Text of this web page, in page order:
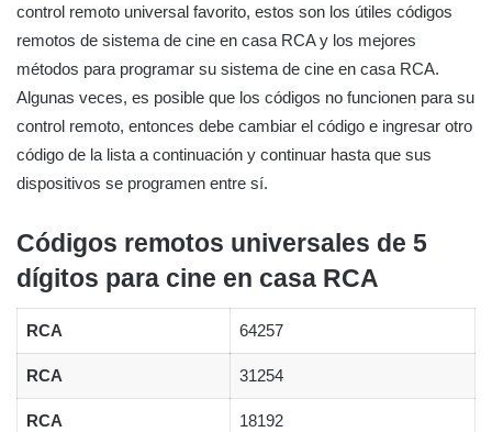
control remoto universal favorito, estos son los útiles códigos
remotos de sistema de cine en casa RCA y los mejores
métodos para programar su sistema de cine en casa RCA.
Algunas veces, es posible que los códigos no funcionen para su
control remoto, entonces debe cambiar el código e ingresar otro
código de la lista a continuación y continuar hasta que sus
dispositivos se programen entre sí.
Códigos remotos universales de 5
dígitos para cine en casa RCA
RCA 64257
RCA 31254
RCA 18192